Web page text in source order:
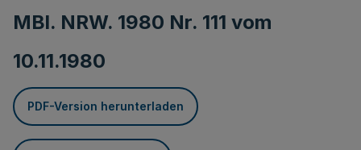
MBl. NRW. 1980 Nr. 111 vom
10.11.1980
PDF-Version herunterladen